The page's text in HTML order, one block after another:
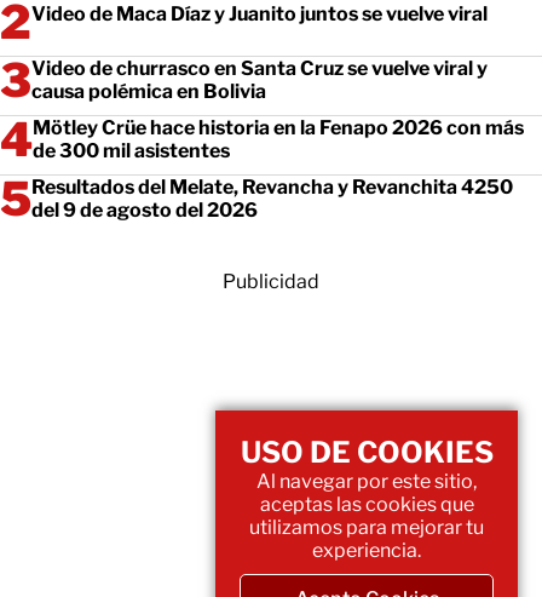
Video de Maca Díaz y Juanito juntos se vuelve viral
Video de churrasco en Santa Cruz se vuelve viral y
causa polémica en Bolivia
Mötley Crüe hace historia en la Fenapo 2026 con más
de 300 mil asistentes
Resultados del Melate, Revancha y Revanchita 4250
del 9 de agosto del 2026
Publicidad
USO DE COOKIES
Al navegar por este sitio,
aceptas las cookies que
utilizamos para mejorar tu
experiencia.